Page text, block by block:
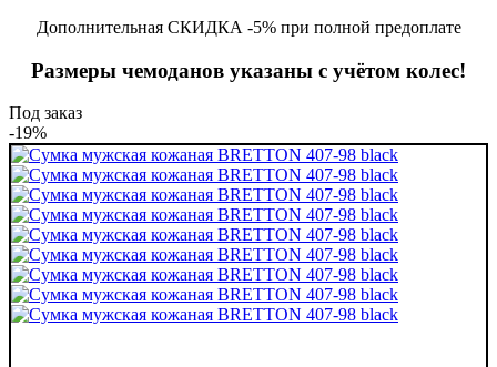
Дополнительная СКИДКА -5% при полной предоплате
Размеры чемоданов указаны с учётом колес!
Под заказ
-19%